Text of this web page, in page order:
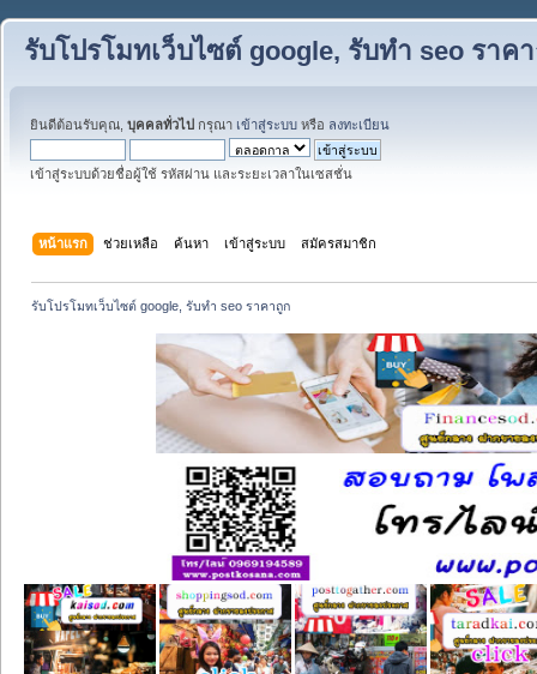
รับโปรโมทเว็บไซต์ google, รับทำ seo ราค
ยินดีต้อนรับคุณ, บุคคลทั่วไป กรุณา เข้าสู่ระบบ หรือ ลงทะเบียน
เข้าสู่ระบบด้วยชื่อผู้ใช้ รหัสผ่าน และระยะเวลาในเซสชั่น
หน้าแรก ช่วยเหลือ ค้นหา เข้าสู่ระบบ สมัครสมาชิก
รับโปรโมทเว็บไซต์ google, รับทำ seo ราคาถูก